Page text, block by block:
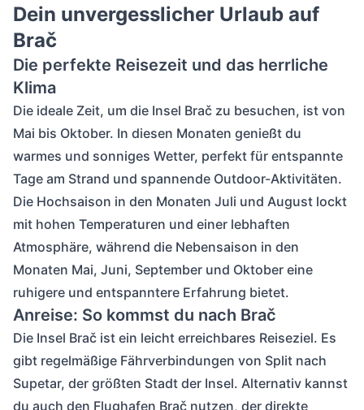
Dein unvergesslicher Urlaub auf
Brač
Die perfekte Reisezeit und das herrliche
Klima
Die ideale Zeit, um die Insel Brač zu besuchen, ist von
Mai bis Oktober. In diesen Monaten genießt du
warmes und sonniges Wetter, perfekt für entspannte
Tage am Strand und spannende Outdoor-Aktivitäten.
Die Hochsaison in den Monaten Juli und August lockt
mit hohen Temperaturen und einer lebhaften
Atmosphäre, während die Nebensaison in den
Monaten Mai, Juni, September und Oktober eine
ruhigere und entspanntere Erfahrung bietet.
Anreise: So kommst du nach Brač
Die Insel Brač ist ein leicht erreichbares Reiseziel. Es
gibt regelmäßige Fährverbindungen von Split nach
Supetar, der größten Stadt der Insel. Alternativ kannst
du auch den Flughafen Brač nutzen, der direkte